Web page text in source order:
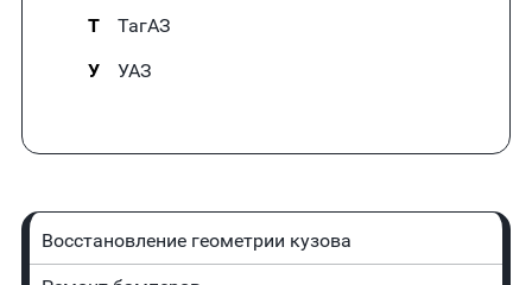
Т
ТагАЗ
У
УАЗ
Восстановление геометрии кузова